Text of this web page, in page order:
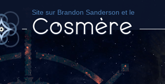
Site sur Brandon Sanderson et le
Cosmère